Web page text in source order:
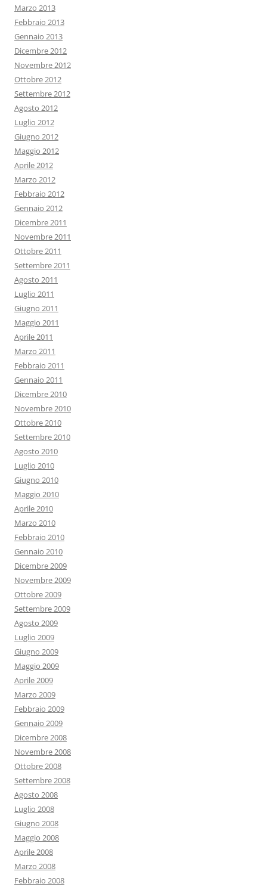
Marzo 2013
Febbraio 2013
Gennaio 2013
Dicembre 2012
Novembre 2012
Ottobre 2012
Settembre 2012
Agosto 2012
Luglio 2012
Giugno 2012
Maggio 2012
Aprile 2012
Marzo 2012
Febbraio 2012
Gennaio 2012
Dicembre 2011
Novembre 2011
Ottobre 2011
Settembre 2011
Agosto 2011
Luglio 2011
Giugno 2011
Maggio 2011
Aprile 2011
Marzo 2011
Febbraio 2011
Gennaio 2011
Dicembre 2010
Novembre 2010
Ottobre 2010
Settembre 2010
Agosto 2010
Luglio 2010
Giugno 2010
Maggio 2010
Aprile 2010
Marzo 2010
Febbraio 2010
Gennaio 2010
Dicembre 2009
Novembre 2009
Ottobre 2009
Settembre 2009
Agosto 2009
Luglio 2009
Giugno 2009
Maggio 2009
Aprile 2009
Marzo 2009
Febbraio 2009
Gennaio 2009
Dicembre 2008
Novembre 2008
Ottobre 2008
Settembre 2008
Agosto 2008
Luglio 2008
Giugno 2008
Maggio 2008
Aprile 2008
Marzo 2008
Febbraio 2008